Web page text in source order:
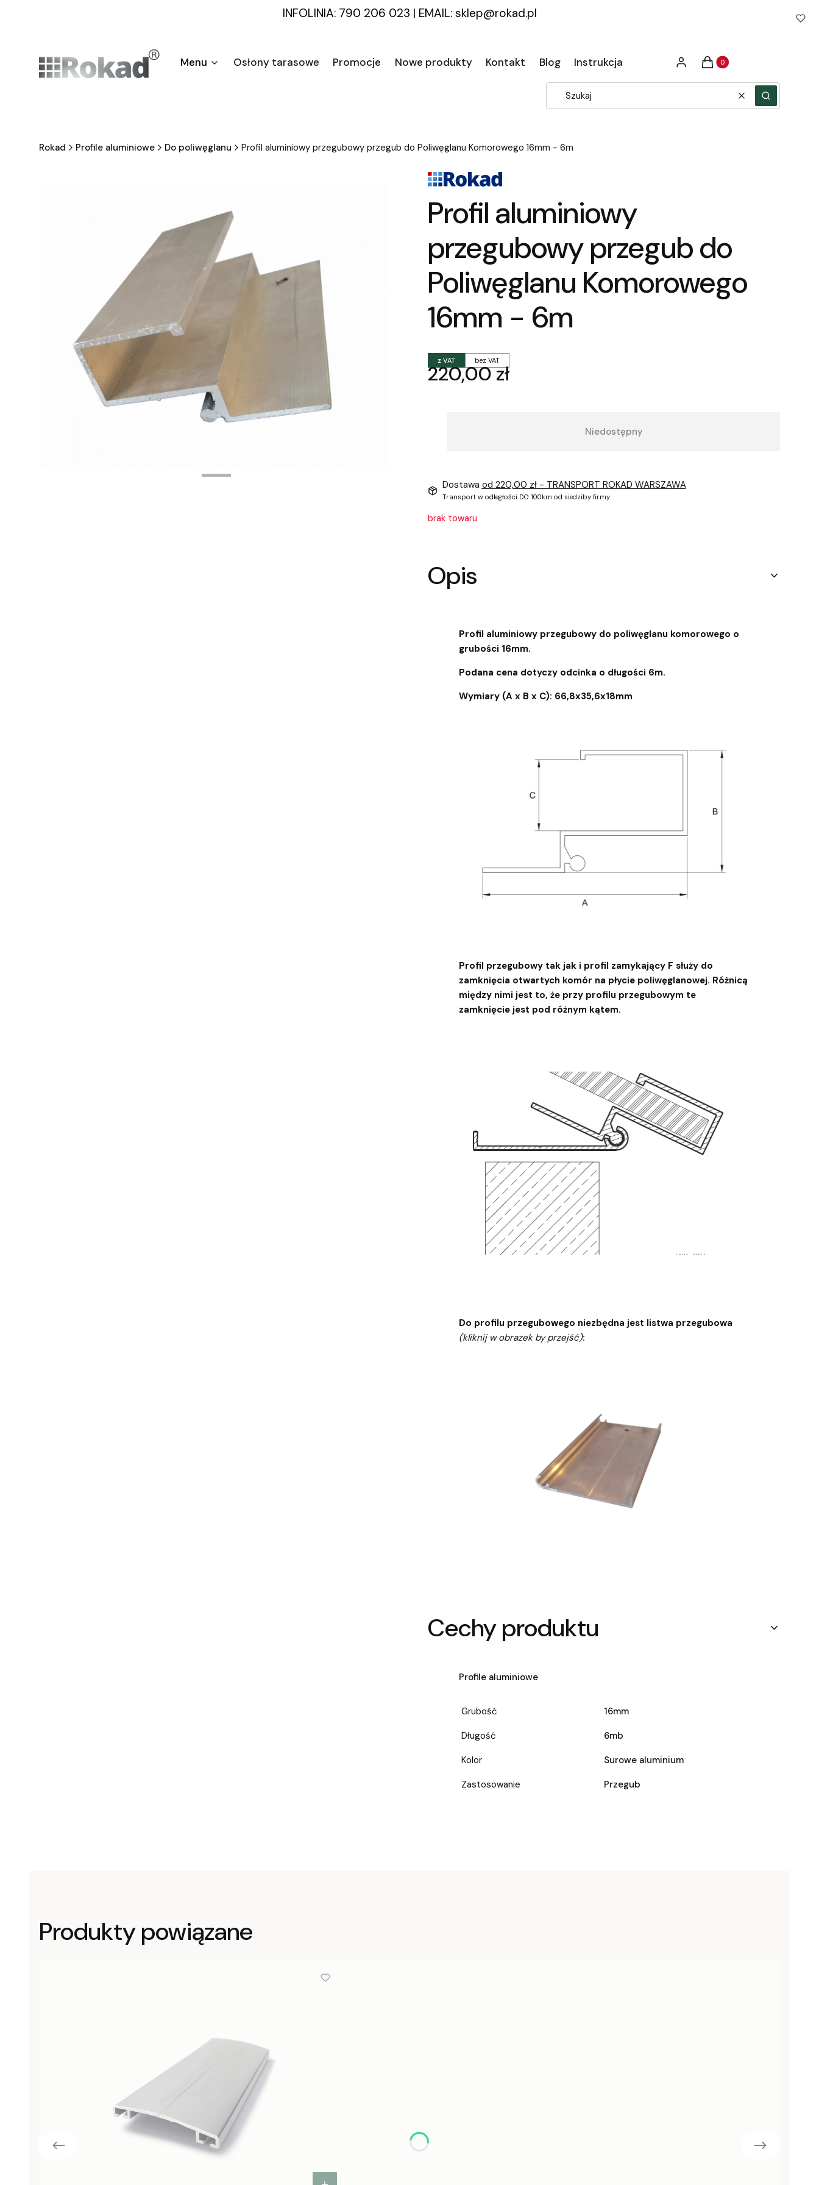
INFOLINIA: 790 206 023 | EMAIL: sklep@rokad.pl
Menu Osłony tarasowe Promocje Nowe produkty Kontakt Blog Instrukcja Zaloguj sięProdukty w koszyku: 0.
Koszyk
WyczyśćSzukaj
Rokad Profile aluminiowe Do poliwęglanu Profil aluminiowy przegubowy przegub do Poliwęglanu Komorowego 16mm - 6m
Profil aluminiowy
przegubowy przegub do
Poliwęglanu Komorowego
16mm - 6m
z VAT bez VAT
Cena
220,00 zł
Niedostępny
Dostawa od 220,00 zł - TRANSPORT ROKAD WARSZAWA
Transport w odległości DO 100km od siedziby firmy.
brak towaru
Opis
Profil aluminiowy przegubowy do poliwęglanu komorowego o
grubości 16mm.
Podana cena dotyczy odcinka o długości 6m.
Wymiary (A x B x C): 66,8x35,6x18mm
Profil przegubowy tak jak i profil zamykający F służy do
zamknięcia otwartych komór na płycie poliwęglanowej. Różnicą
między nimi jest to, że przy profilu przegubowym te
zamknięcie jest pod różnym kątem.
Do profilu przegubowego niezbędna jest listwa przegubowa
(kliknij w obrazek by przejść):
Cechy produktu
Profile aluminiowe
Grubość
16mm
Długość
6mb
Kolor
Surowe aluminium
Zastosowanie
Przegub
Produkty powiązane